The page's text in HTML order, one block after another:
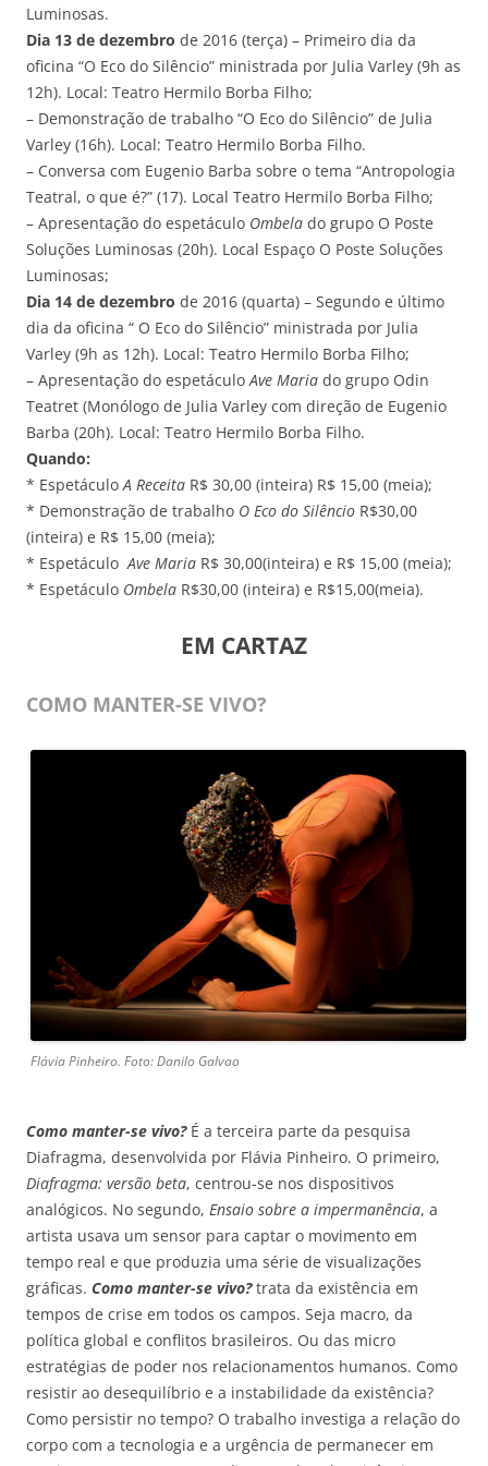
Luminosas.
Dia 13 de dezembro de 2016 (terça) – Primeiro dia da
oficina “O Eco do Silêncio” ministrada por Julia Varley (9h as
12h). Local: Teatro Hermilo Borba Filho;
– Demonstração de trabalho “O Eco do Silêncio” de Julia
Varley (16h). Local: Teatro Hermilo Borba Filho.
– Conversa com Eugenio Barba sobre o tema “Antropologia
Teatral, o que é?” (17). Local Teatro Hermilo Borba Filho;
– Apresentação do espetáculo Ombela do grupo O Poste
Soluções Luminosas (20h). Local Espaço O Poste Soluções
Luminosas;
Dia 14 de dezembro de 2016 (quarta) – Segundo e último
dia da oficina “ O Eco do Silêncio” ministrada por Julia
Varley (9h as 12h). Local: Teatro Hermilo Borba Filho;
– Apresentação do espetáculoAve Maria do grupo Odin
Teatret (Monólogo de Julia Varley com direção de Eugenio
Barba (20h). Local: Teatro Hermilo Borba Filho.
Quando:
* EspetáculoA Receita R$ 30,00 (inteira) R$ 15,00 (meia);
* Demonstração de trabalho O Eco do Silêncio R$30,00
(inteira) e R$ 15,00 (meia);
* EspetáculoAve Maria R$ 30,00(inteira) e R$ 15,00 (meia);
* Espetáculo Ombela R$30,00 (inteira) e R$15,00(meia).
EM CARTAZ
COMO MANTER-SE VIVO?
Flávia Pinheiro. Foto: Danilo Galvao
Como manter-se vivo?É a terceira parte da pesquisa
Diafragma, desenvolvida por Flávia Pinheiro. O primeiro,
Diafragma: versão beta, centrou-se nos dispositivos
analógicos. No segundo, Ensaio sobre a impermanência, a
artista usava um sensor para captar o movimento em
tempo real e que produzia uma série de visualizações
gráficas. Como manter-se vivo? trata da existência em
tempos de crise em todos os campos. Seja macro, da
política global e conflitos brasileiros. Ou das micro
estratégias de poder nos relacionamentos humanos. Como
resistir ao desequilíbrio e a instabilidade da existência?
Como persistir no tempo? O trabalho investiga a relação do
corpo com a tecnologia e a urgência de permanecer em